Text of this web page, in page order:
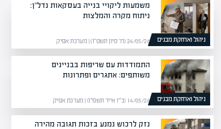
ניהול ואחזקת מבנים
משמעות ליקויי בנייה בעסקאות נדל"ן:
ניתוח מקרה והמלצות
24/05/26 (ח׳ סיון תשפ״ו) | מערכת אפיק
ניהול ואחזקת מבנים
התמודדות עם שריפות בבניינים
משותפים: אתגרים ופתרונות
14/05/26 (כ״ז אייר תשפ״ו) | מערכת אפיק
נזק לרכוש נמנע בזכות תגובה מהירה